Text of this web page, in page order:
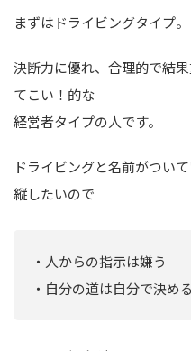
まずはドライビングタイプ。
決断力に優れ、合理的で結
てこい！的な
経営者タイプの人です。
ドライビングと名前がつい
縦したいので
・人からの指示は嫌う
・自分の道は自分で決める